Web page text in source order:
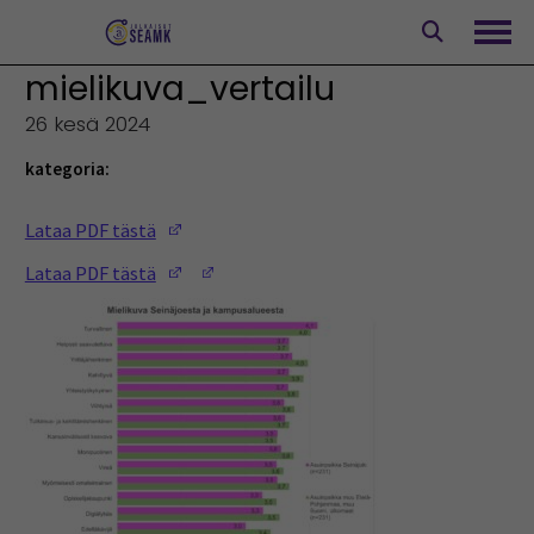
mielikuva_vertailu
26 kesä 2024
kategoria:
Lataa PDF tästä
Lataa PDF tästä
(Opens in a new window)